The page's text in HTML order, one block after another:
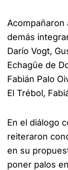
Acompañaron
demás
Darío Vogt,
Echagüe de
Fabián Palo
El Trébol,
En el diálogo
reiteraron
en su
poner palos